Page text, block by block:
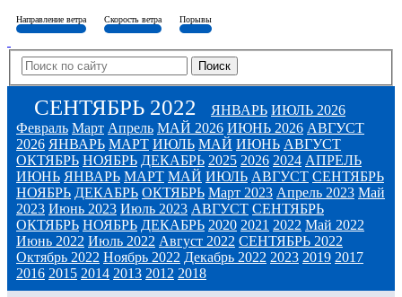
Направление ветра Скорость ветра Порывы
СЕНТЯБРЬ 2022 ЯНВАРЬ ИЮЛЬ 2026
Февраль Март Апрель МАЙ 2026 ИЮНЬ 2026 АВГУСТ
2026 ЯНВАРЬ МАРТ ИЮЛЬ МАЙ ИЮНЬ АВГУСТ
ОКТЯБРЬ НОЯБРЬ ДЕКАБРЬ 2025 2026 2024 АПРЕЛЬ
ИЮНЬ ЯНВАРЬ МАРТ МАЙ ИЮЛЬ АВГУСТ СЕНТЯБРЬ
НОЯБРЬ ДЕКАБРЬ ОКТЯБРЬ Март 2023 Апрель 2023 Май
2023 Июнь 2023 Июль 2023 АВГУСТ СЕНТЯБРЬ
ОКТЯБРЬ НОЯБРЬ ДЕКАБРЬ 2020 2021 2022 Май 2022
Июнь 2022 Июль 2022 Август 2022 СЕНТЯБРЬ 2022
Октябрь 2022 Ноябрь 2022 Декабрь 2022 2023 2019 2017
2016 2015 2014 2013 2012 2018